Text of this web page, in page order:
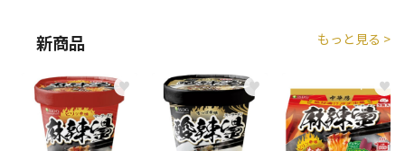
生する場合がございます。
商品購入個数ごとに送料がかかる商品です
新商品 もっと見る >
♥ ♥ ♥